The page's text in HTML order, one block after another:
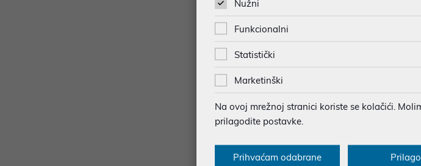
Nužni
Funkcionalni
Statistički
Marketinški
Na ovoj mrežnoj stranici koriste se kolačići.
prilagodite postavke.
Prihvaćam odabrane